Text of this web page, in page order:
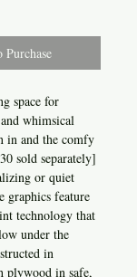
Purchase
space for
whimsical
in and the comfy
sold separately]
or quiet
graphics feature
technology that
under the
in
plywood in safe,